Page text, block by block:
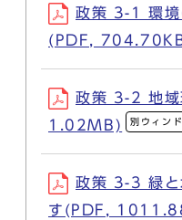
政策 3-1 環境
(PDF,
政策 3-2 地域
1.02MB)
別ウィン
政策 3-3 緑と
す(PDF,